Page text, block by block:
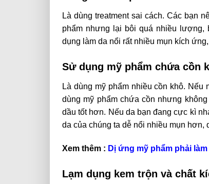
Là dùng treatment sai cách. Các bạn
phẩm nhưng lại bôi quá nhiều lượng,
dụng làm da nổi rất nhiều mụn kích
Sử dụng mỹ phẩm chứa cồn
Là dùng mỹ phẩm nhiều cồn khô.
dùng mỹ phẩm chứa cồn nhưng
dầu tốt hơn. Nếu da bạn đang cực kì
da của chúng ta dễ nổi nhiều mụn hơn,
Xem thêm : Dị ứng mỹ phẩm phải
Lạm dụng kem trộn và chất